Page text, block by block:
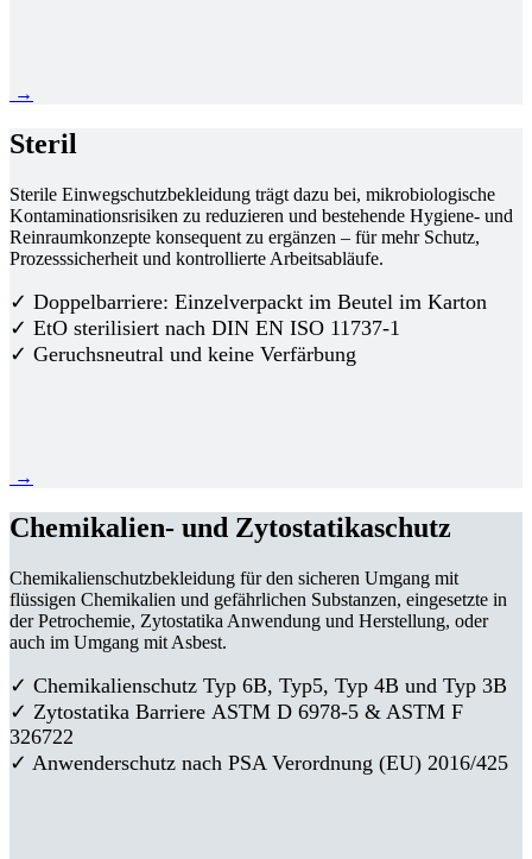
→
Steril
Sterile Einwegschutzbekleidung trägt dazu bei, mikrobiologische
Kontaminationsrisiken zu reduzieren und bestehende Hygiene- und
Reinraumkonzepte konsequent zu ergänzen – für mehr Schutz,
Prozesssicherheit und kontrollierte Arbeitsabläufe.
✓ Doppelbarriere: Einzelverpackt im Beutel im Karton
✓ EtO sterilisiert nach DIN EN ISO 11737-1
✓ Geruchsneutral und keine Verfärbung
→
Chemikalien- und Zytostatikaschutz
Chemikalienschutzbekleidung für den sicheren Umgang mit
flüssigen Chemikalien und gefährlichen Substanzen, eingesetzte in
der Petrochemie, Zytostatika Anwendung und Herstellung, oder
auch im Umgang mit Asbest.
✓ Chemikalienschutz Typ 6B, Typ5, Typ 4B und Typ 3B
✓ Zytostatika Barriere ASTM D 6978-5 & ASTM F
326722
✓ Anwenderschutz nach PSA Verordnung (EU) 2016/425